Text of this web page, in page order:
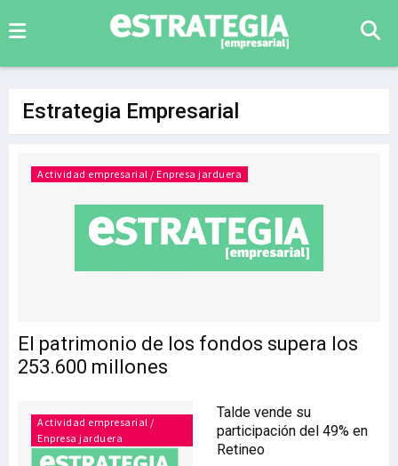
Estrategia Empresarial
El patrimonio de los fondos supera los
253.600 millones
Actividad empresarial / Enpresa jarduera
Actividad empresarial /
Enpresa jarduera
Talde vende su
participación del 49% en
Retineo